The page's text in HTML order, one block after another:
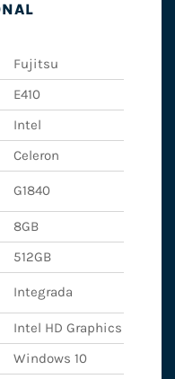
Fujitsu
E410
Intel
Celeron
G1840
8GB
512GB
Integrada
Intel HD Graphics
Windows 10